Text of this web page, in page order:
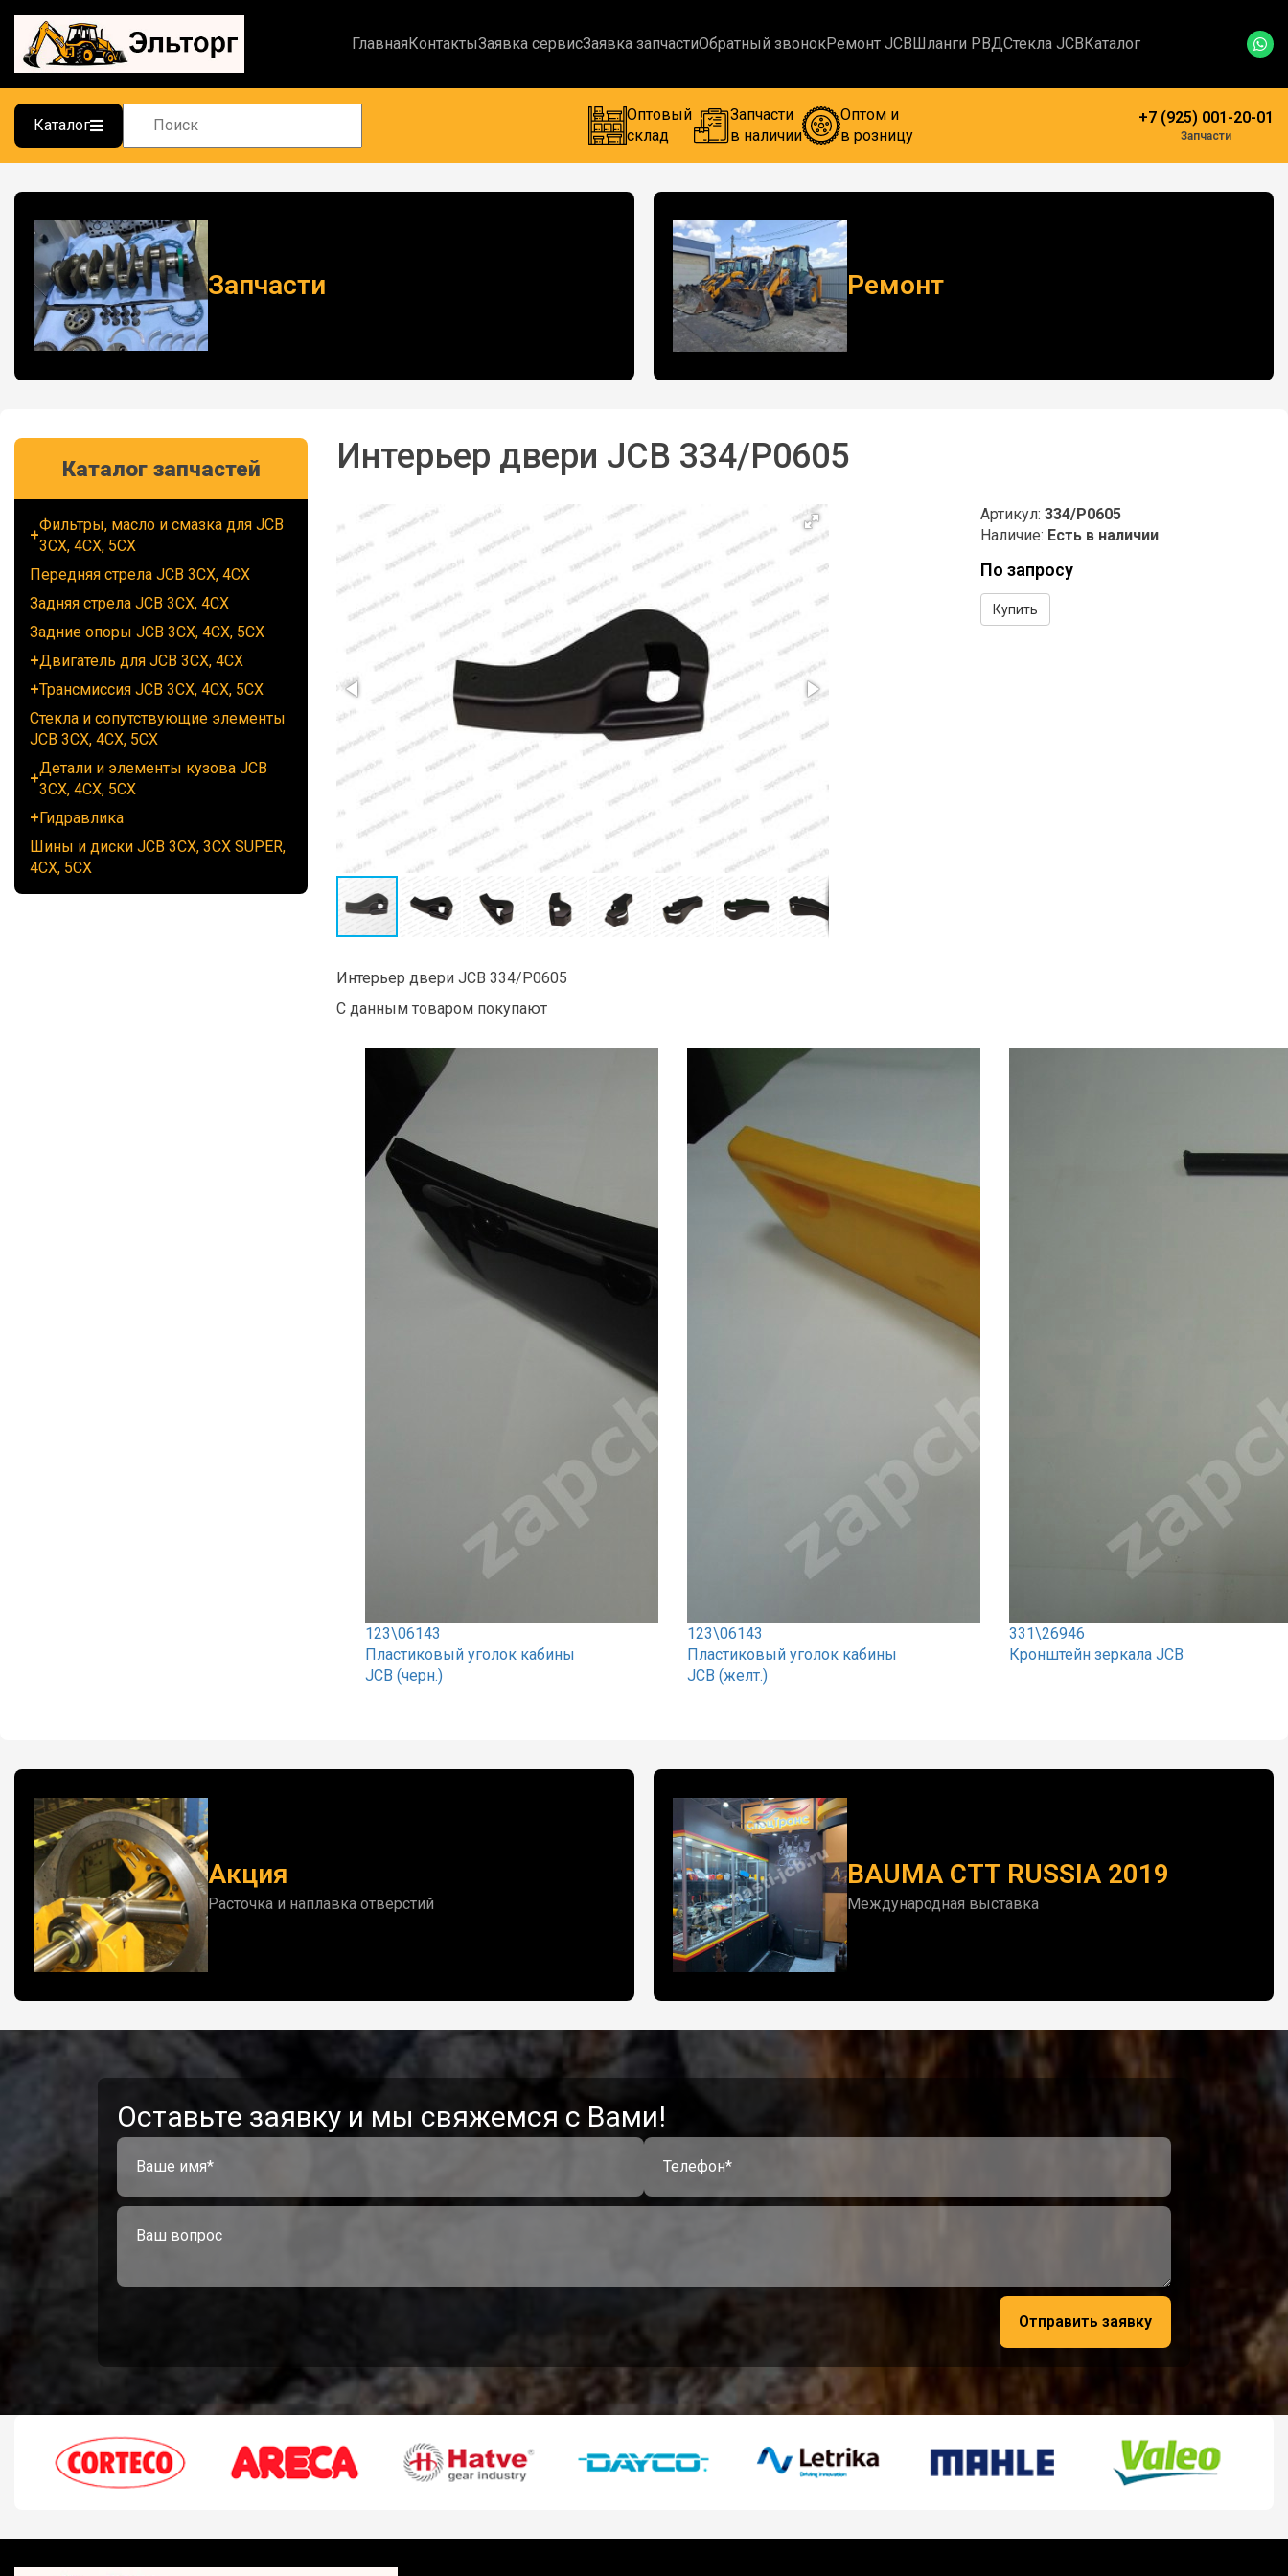
ГлавнаяКонтактыЗаявка сервисЗаявка запчастиОбратный звонокРемонт JCBШланги РВДСтекла JCBКаталог
Каталог
Оптовый
склад
Запчасти
в наличии
Оптом и
в розницу
+7 (925) 001-20-01
Запчасти
Запчасти Ремонт
Каталог запчастей
Фильтры, масло и смазка для JCB
3CX, 4CX, 5CX
Передняя стрела JCB 3CX, 4CX
Задняя стрела JCB 3CX, 4CX
Задние опоры JCB 3CX, 4CX, 5CX
Двигатель для JCB 3CX, 4CX
Трансмиссия JCB 3CX, 4CX, 5CX
Стекла и сопутствующие элементы
JCB 3CX, 4CX, 5CX
Детали и элементы кузова JCB
3CX, 4CX, 5CX
Гидравлика
Шины и диски JCB 3CX, 3CX SUPER,
4CX, 5CX
Интерьер двери JCB 334/P0605
Артикул: 334/P0605
Наличие: Есть в наличии
По запросу
Купить
Интерьер двери JCB 334/P0605
С данным товаром покупают
123\06143
Пластиковый уголок кабины
JCB (черн.)
123\06143
Пластиковый уголок кабины
JCB (желт.)
331\26946
Кронштейн зеркала JCB
Акция
Расточка и наплавка отверстий
BAUMA CTT RUSSIA 2019
Международная выставка
Оставьте заявку и мы свяжемся с Вами!
Отправить заявку